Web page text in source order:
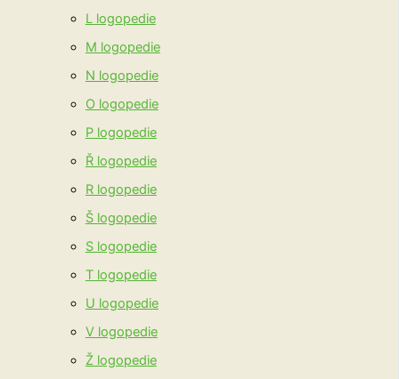
L logopedie
M logopedie
N logopedie
O logopedie
P logopedie
Ř logopedie
R logopedie
Š logopedie
S logopedie
T logopedie
U logopedie
V logopedie
Ž logopedie